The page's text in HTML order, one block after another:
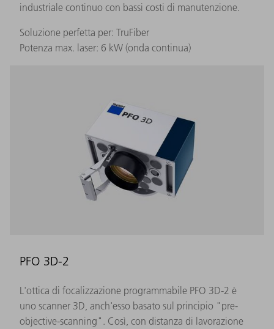
industriale continuo con bassi costi di manutenzione.
Soluzione perfetta per: TruFiber
Potenza max. laser: 6 kW (onda continua)
PFO 3D-2
L'ottica di focalizzazione programmabile PFO 3D-2 è
uno scanner 3D, anch'esso basato sul principio "pre-
objective-scanning". Così, con distanza di lavorazione